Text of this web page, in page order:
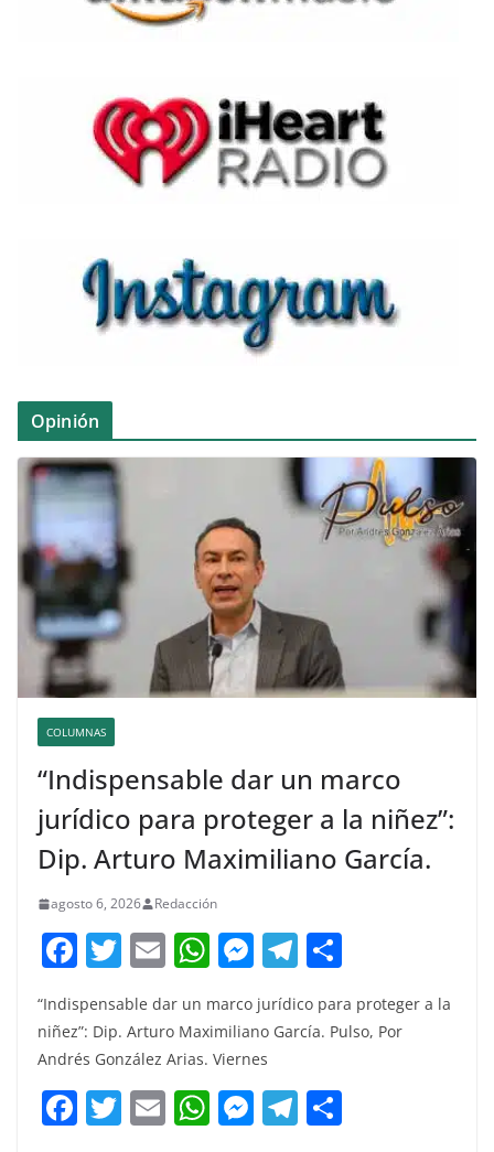
Opinión
COLUMNAS
“Indispensable dar un marco
jurídico para proteger a la niñez”:
Dip. Arturo Maximiliano García.
agosto 6, 2026 Redacción
F
c
e
b
o
T
w
itt
er
E
ai
l
W
at
s
A
p
M
e
ss
e
n
g
T
e
a
m
m
“Indispensable dar un marco jurídico para proteger a la
niñez”: Dip. Arturo Maximiliano García. Pulso, Por
Andrés González Arias. Viernes
F T E W M T